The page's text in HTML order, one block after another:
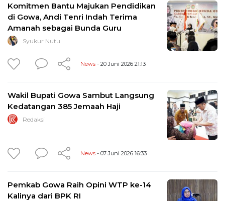
Komitmen Bantu Majukan Pendidikan
di Gowa, Andi Tenri Indah Terima
Amanah sebagai Bunda Guru
Syukur Nutu
News - 20 Juni 2026 21:13
Wakil Bupati Gowa Sambut Langsung
Kedatangan 385 Jemaah Haji
Redaksi
News - 07 Juni 2026 16:33
Pemkab Gowa Raih Opini WTP ke-14
Kalinya dari BPK RI